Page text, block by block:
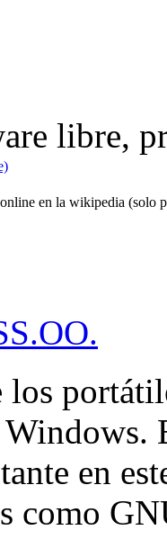
libre,
en la wikipedia (solo
en
como